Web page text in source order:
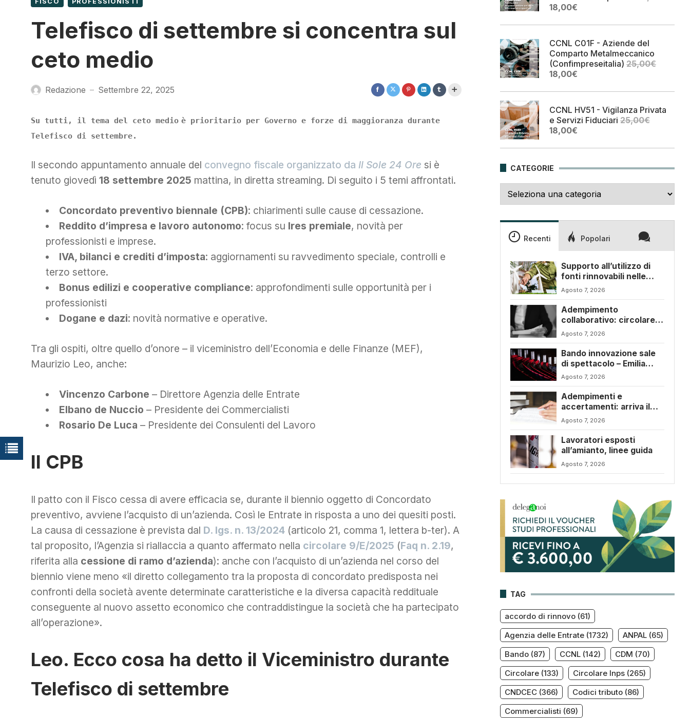
Telefisco di settembre si concentra sul
ceto medio
Redazione — Settembre 22, 2025
Su tutti, il tema del ceto medio è prioritario per Governo e forze di maggioranza durante
Telefisco di settembre.
Il secondo appuntamento annuale del convegno fiscale organizzato da Il Sole 24 Ore si è
tenuto giovedì 18 settembre 2025 mattina, in diretta streaming. Di seguito i 5 temi affrontati.
Concordato preventivo biennale (CPB): chiarimenti sulle cause di cessazione.
Reddito d’impresa e lavoro autonomo: focus su Ires premiale, novità per
professionisti e imprese.
IVA, bilanci e crediti d’imposta: aggiornamenti su ravvedimento speciale, controlli e
terzo settore.
Bonus edilizi e cooperative compliance: approfondimenti sulle opportunità per i
professionisti
Dogane e dazi: novità normative e operative.
Tra gli ospiti, oltre quello d’onore – il viceministro dell’Economia e delle Finanze (MEF),
Maurizio Leo, anche:
Vincenzo Carbone – Direttore Agenzia delle Entrate
Elbano de Nuccio – Presidente dei Commercialisti
Rosario De Luca – Presidente dei Consulenti del Lavoro
Il CPB
Il patto con il Fisco cessa di avere efficacia se, durante il biennio oggetto di Concordato
preventivo, avviene l’acquisto di un’azienda. Così le Entrate in risposta a uno dei quesiti posti.
La causa di cessazione è prevista dal D. lgs. n. 13/2024 (articolo 21, comma 1, lettera b-ter). A
tal proposito, l’Agenzia si riallaccia a quanto affermato nella circolare 9/E/2025 (Faq n. 2.19,
riferita alla cessione di ramo d’azienda): anche con l’acquisto di un’azienda nel corso del
biennio viene meno «il diretto collegamento tra la proposta di concordato predisposta nei
confronti della società avente determinate caratteristiche e la diversa capacità reddituale
conseguente al nuovo assetto economico che contraddistingue la società che ha partecipato
all’operazione».
Leo. Ecco cosa ha detto il Viceministro durante
Telefisco di settembre
Il
originale
25,00€.
18,00€Il
attuale
18,00€.
CCNL C01F - Aziende del
Comparto Metalmeccanico
(Confimpreseitalia) 25,00€
Il
originale
25,00€.
18,00€Il
attuale
18,00€.
CCNL HV51 - Vigilanza Privata
e Servizi Fiduciari 25,00€
Il
originale
25,00€.
18,00€Il
attuale
18,00€.
CATEGORIE
Recenti Popolari
Supporto all’utilizzo di
fonti rinnovabili nelle
imprese – Emilia Romagna
Agosto 7, 2026
Adempimento
collaborativo: circolare
6/E con ogni novità della
Agosto 7, 2026
Bando innovazione sale
di spettacolo – Emilia
Romagna
Agosto 7, 2026
Adempimenti e
accertamenti: arriva il
nuovo Testo Unico
fiscale
Agosto 7, 2026
Lavoratori esposti
all’amianto, linee guida
Agosto 7, 2026
TAG
accordo di rinnovo(61)
Agenzia delle Entrate(1732) ANPAL(65)
Bando(87) CCNL(142) CDM (70)
Circolare(133) Circolare Inps(265)
CNDCEC(366) Codici tributo(86)
Commercialisti (69)